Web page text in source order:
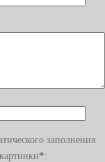
заполнения
*: